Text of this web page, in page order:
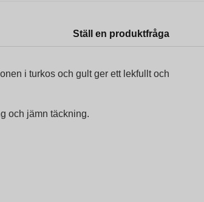
Ställ en produktfråga
i turkos och gult ger ett lekfullt och
och jämn täckning.